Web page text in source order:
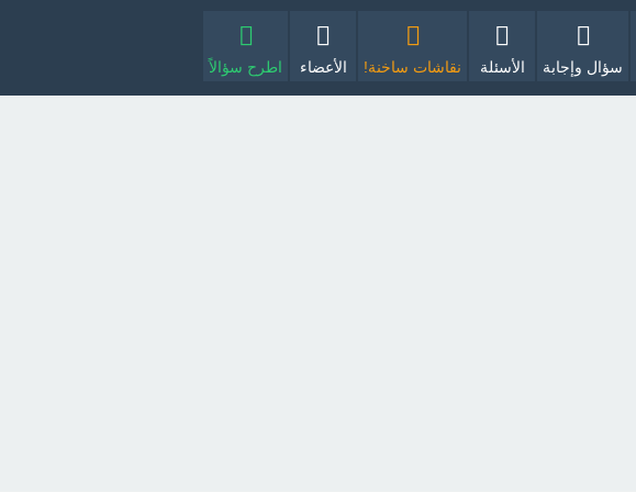
سؤال وإجابة الأسئلة نقاشات ساخنة! الأعضاء اطرح سؤالاً